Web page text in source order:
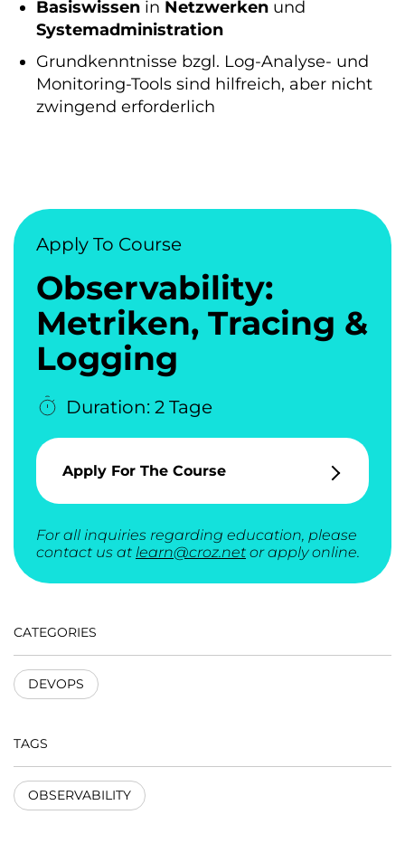
Basiswissen in Netzwerken und
Systemadministration
Grundkenntnisse bzgl. Log-Analyse- und
Monitoring-Tools sind hilfreich, aber nicht
zwingend erforderlich
Apply To Course
Observability:
Metriken, Tracing &
Logging
Duration: 2 Tage
Apply For The Course
For all inquiries regarding education, please
contact us at learn@croz.net or apply online.
CATEGORIES
DEVOPS
TAGS
OBSERVABILITY